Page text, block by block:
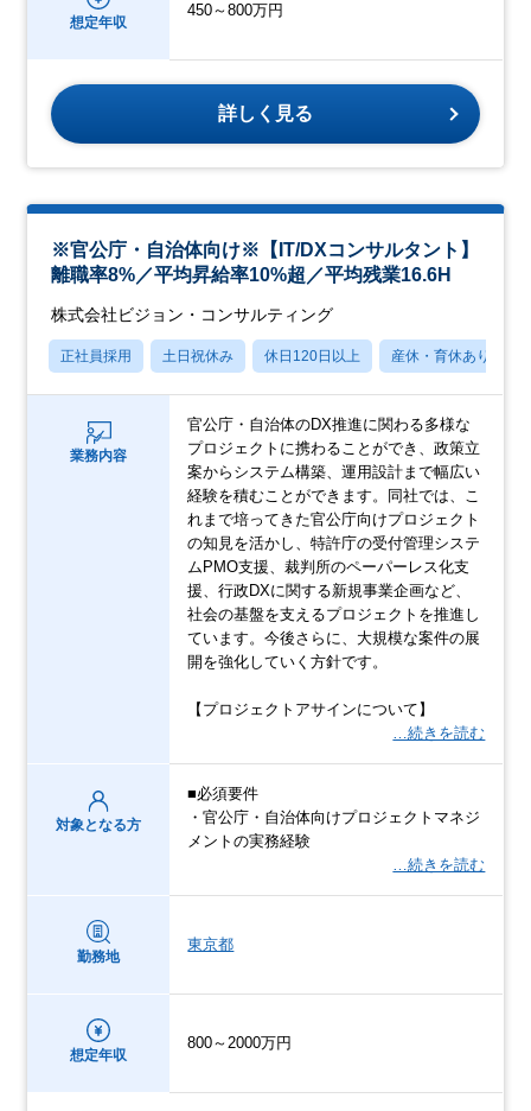
想定年収
450～800万円
詳しく見る
※官公庁・自治体向け※【IT/DXコンサルタント】
離職率8%／平均昇給率10%超／平均残業16.6H
株式会社ビジョン・コンサルティング
正社員採用 土日祝休み 休日120日以上 産休・育休あり
業務内容
官公庁・自治体のDX推進に関わる多様な
プロジェクトに携わることができ、政策立
案からシステム構築、運用設計まで幅広い
経験を積むことができます。同社では、こ
れまで培ってきた官公庁向けプロジェクト
の知見を活かし、特許庁の受付管理システ
ムPMO支援、裁判所のペーパーレス化支
援、行政DXに関する新規事業企画など、
社会の基盤を支えるプロジェクトを推進し
ています。今後さらに、大規模な案件の展
開を強化していく方針です。
【プロジェクトアサインについて】
…続きを読む
対象となる方
■必須要件
・官公庁・自治体向けプロジェクトマネジ
メントの実務経験
…続きを読む
勤務地
東京都
想定年収
800～2000万円